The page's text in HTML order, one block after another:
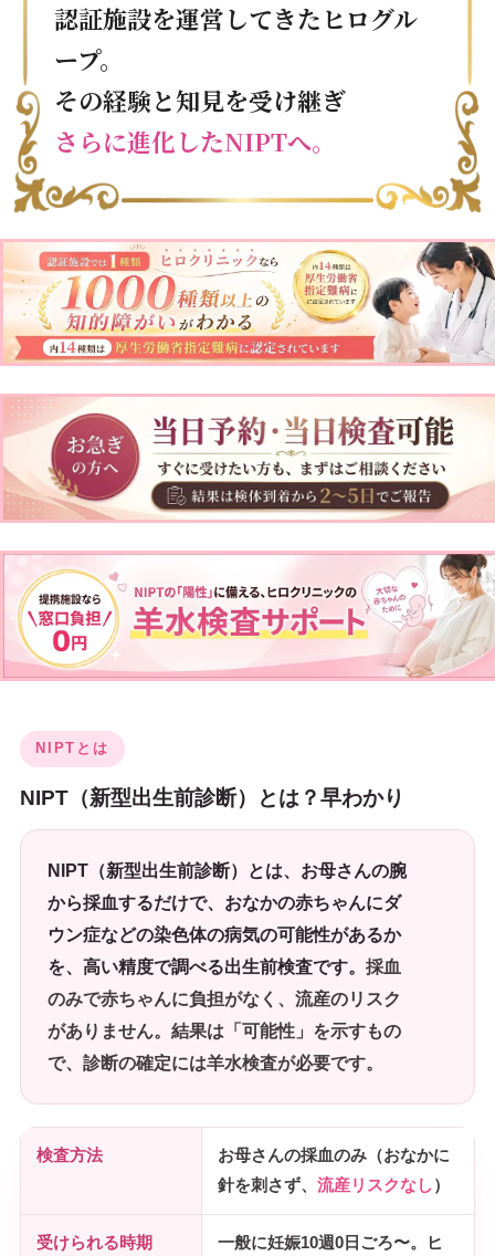
認証施設を運営してきたヒログル
ープ。
その経験と知見を受け継ぎ
さらに進化したNIPTへ。
NIPTとは
NIPT（新型出生前診断）とは？早わかり
NIPT（新型出生前診断）とは、お母さんの腕
から採血するだけで、おなかの赤ちゃんにダ
ウン症などの染色体の病気の可能性があるか
を、高い精度で調べる出生前検査です。 採血
のみで赤ちゃんに負担がなく、流産のリスク
がありません。結果は「可能性」を示すもの
で、診断の確定には羊水検査が必要です。
検査方法
お母さんの採血のみ（おなかに
針を刺さず、 流産リスクなし）
受けられる時期
一般に妊娠10週0日ごろ〜。ヒ